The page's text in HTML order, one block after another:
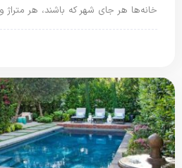
خانه‌ها هر جای شهر که باشند، هر